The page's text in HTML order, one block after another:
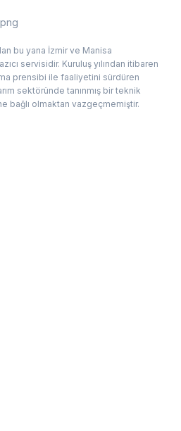
bu yana İzmir ve Manisa
servisidir. Kuruluş yılından itibaren
prensibi ile faaliyetini sürdüren
sektöründe tanınmış bir teknik
bağlı olmaktan vazgeçmemiştir.